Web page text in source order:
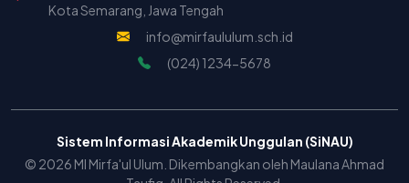
Kota Semarang, Jawa Tengah
info@mirfaululum.sch.id
(024) 1234-5678
Sistem Informasi Akademik Unggulan (SiNAU)
© 2026 MI Mirfa'ul Ulum. Dikembangkan oleh Maulana Ahmad